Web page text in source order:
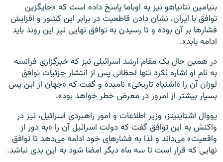
بنیامین نتانیاهو نیز به اوباما پاسخ داده است که «جایگزین
توافق با ایران، نشان دادن قاطعیت در برابر این کشور و افزایش
فشارها بر آن بوده و تا رسیدن به توافق نهایی نیز این روند باید
ادامه یابد».
در همین حال یک مقام ارشد اسرائیلی نیز که خبرگزاری فرانسه
به نام او اشاره نکرد تنها لحظاتی پس از انتشار جزئیات توافق
لوزان آن را «اشتباه تاریخی» نامیده و گفت که «جهان از این پس
بسیار بیشتر از امروز در معرض خطر خواهد بود».
یووال اشتاینیتز، وزیر اطلاعات و امور راهبردی اسرائیل، نیز در
واکنش به این توافق گفت که دولت اسرائیل آن را «به دور از
واقعیت» می‌داند و لذا به فشارهای خود ادامه می‌دهد تا توافق
نهایی که قرار است تا سه ماه دیگر امضا شود به این بدی نباشد.